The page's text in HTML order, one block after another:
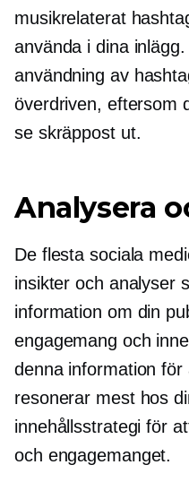
musikrelaterat
använda i dina
användning av
överdriven, eftersom
se skräppost ut.
Analysera
De flesta sociala
insikter och analyser
information om din
engagemang och
denna information
resonerar mest hos
innehållsstrategi för
och engagemanget.